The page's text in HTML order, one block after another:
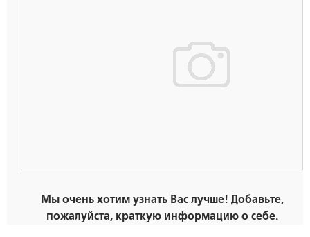
Мы очень хотим узнать Вас лучше! Добавьте,
пожалуйста, краткую информацию о себе.